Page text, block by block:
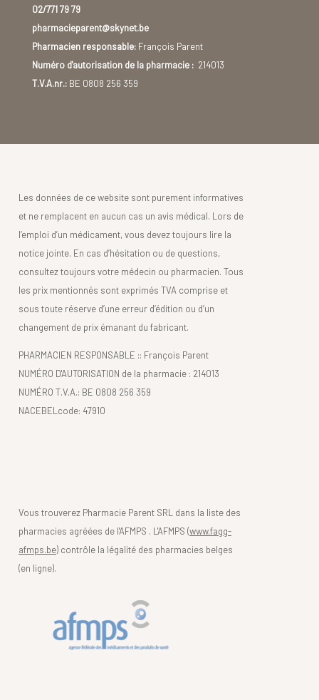
02/771 79 79
pharmacieparent@skynet.be
Pharmacien responsable:François Parent
Numéro d'autorisation de la pharmacie :214013
T.V.A.nr.:BE 0808 256 359
Les données de ce website sont purement informatives
et ne remplacent en aucun cas un avis médical. Lors de
l’emploi d’un médicament, vous devez toujours lire la
notice jointe. En cas d’hésitation ou de questions,
consultez toujours votre médecin ou pharmacien. Tous
les prix mentionnés sont exprimés TVA comprise et
sous toute réserve d’une erreur d’édition ou d’un
changement de prix émanant du fabricant.
PHARMACIEN RESPONSABLE :: François Parent
NUMÉRO D'AUTORISATION de la pharmacie : 214013
NUMÉRO T.V.A.: BE 0808 256 359
NACEBELcode: 47910
Vous trouverez Pharmacie Parent SRL dans la liste des
pharmacies agréées de l'AFMPS . L'AFMPS (www.fagg-
afmps.be) contrôle la légalité des pharmacies belges
(en ligne).